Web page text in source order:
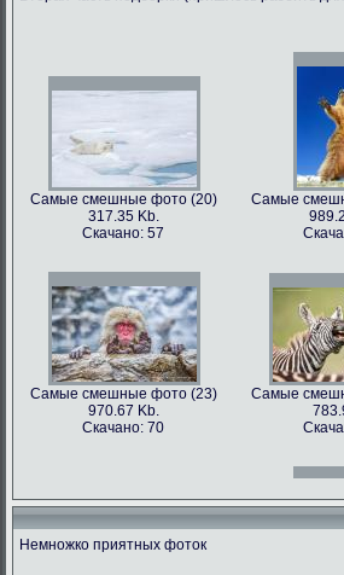
Самые смешные фото (9)
562.79 Kb.
Самые
Самые смешные фото (20)
317.35 Kb.
Скачано: 57
Самые
Самые смешные фото (23)
970.67 Kb.
Скачано: 70
Самые
Немножко приятных фоток